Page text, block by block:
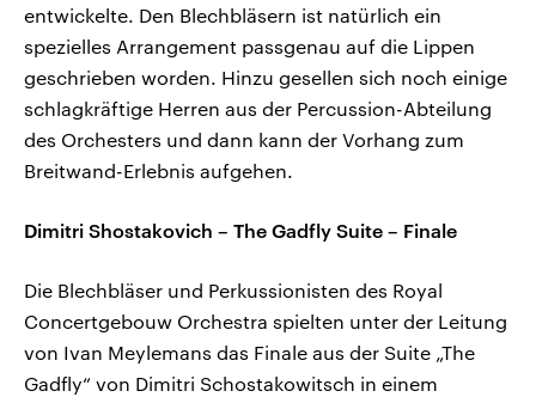
entwickelte. Den Blechbläsern ist natürlich ein
spezielles Arrangement passgenau auf die Lippen
geschrieben worden. Hinzu gesellen sich noch einige
schlagkräftige Herren aus der Percussion-Abteilung
des Orchesters und dann kann der Vorhang zum
Breitwand-Erlebnis aufgehen.
Dimitri Shostakovich – The Gadfly Suite – Finale
Die Blechbläser und Perkussionisten des Royal
Concertgebouw Orchestra spielten unter der Leitung
von Ivan Meylemans das Finale aus der Suite „The
Gadfly“ von Dimitri Schostakowitsch in einem